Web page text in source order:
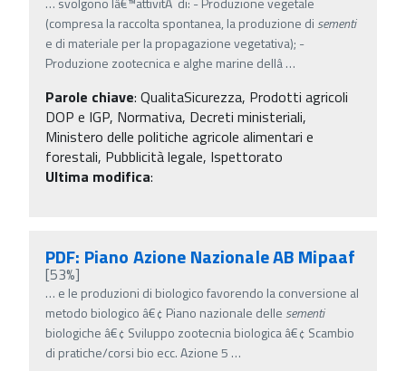
(compresa la raccolta spontanea, la produzione di sementi
e di materiale per la propagazione vegetativa); -
Produzione zootecnica e alghe marine dellâ…
Parole chiave: QualitaSicurezza, Prodotti agricoli
DOP e IGP, Normativa, Decreti ministeriali,
Ministero delle politiche agricole alimentari e
forestali, Pubblicità legale, Ispettorato
Ultima modifica:
PDF: Piano Azione Nazionale AB Mipaaf
[53%]
… e le produzioni di biologico favorendo la conversione al
metodo biologico â€¢ Piano nazionale delle sementi
biologiche â€¢ Sviluppo zootecnia biologica â€¢ Scambio
di pratiche/corsi bio ecc. Azione 5 …